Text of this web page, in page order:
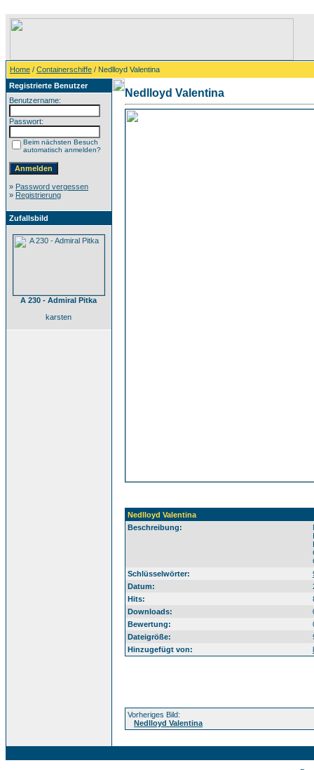
Home / Containerschiffe / Nedlloyd Valentina
Registrierte Benutzer
Benutzername:
Passwort:
Beim nächsten Besuch
automatisch anmelden?
» Password vergessen
» Registrierung
Zufallsbild
A 230 - Admiral Pitka
karsten
Nedlloyd Valentina
Nedlloyd Valentina
Beschreibung:
Schlüsselwörter:
Datum:
Hits:
Downloads:
Bewertung:
Dateigröße:
Hinzugefügt von:
Vorheriges Bild:
Nedlloyd Valentina